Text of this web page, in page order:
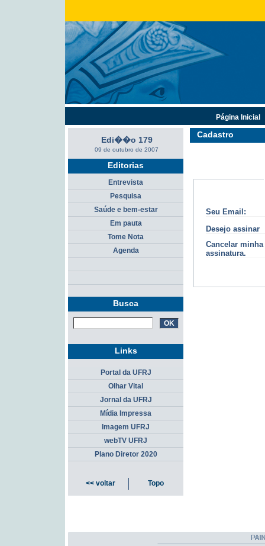
Cadastro
Seu Email:
Desejo assinar
Cancelar minha
assinatura.
Edi��o 179
09 de outubro de 2007
Editorias
Entrevista
Pesquisa
Saúde e bem-estar
Em pauta
Tome Nota
Agenda
Busca
Página Inicial
Links
Portal da UFRJ
Olhar Vital
Jornal da UFRJ
Mídia Impressa
Imagem UFRJ
webTV UFRJ
Plano Diretor 2020
<< voltar Topo